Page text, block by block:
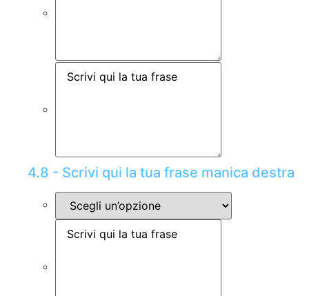
4.8 - Scrivi qui la tua frase manica destra